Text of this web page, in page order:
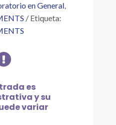
en General,
Etiqueta:
es
y su
variar